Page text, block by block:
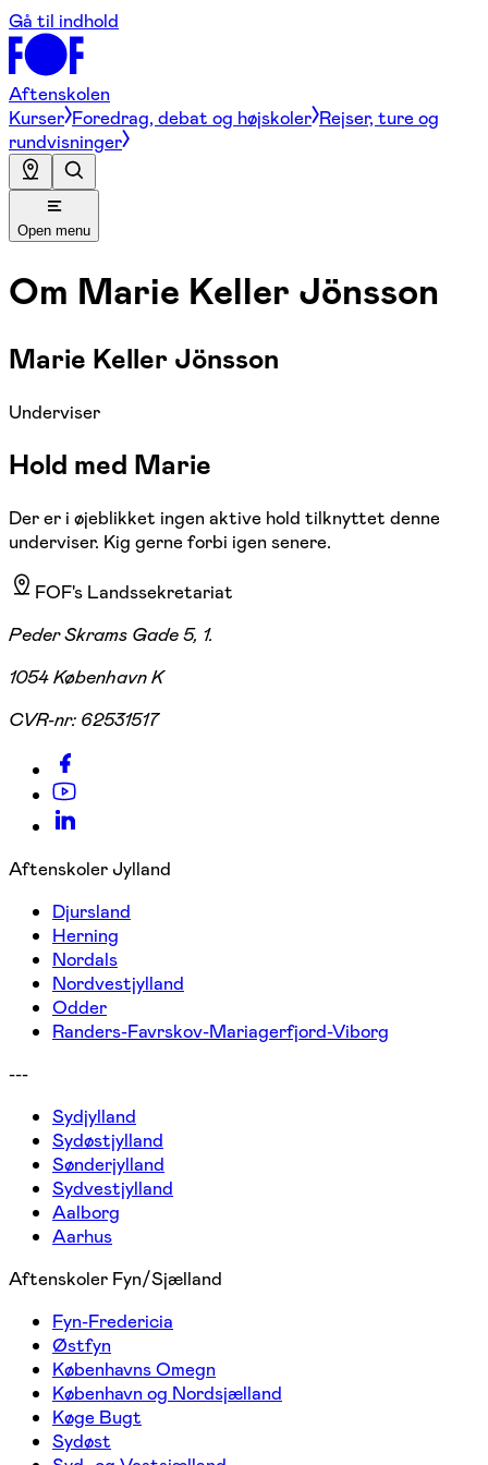
Gå til indhold
Aftenskolen
Kurser Foredrag, debat og højskoler Rejser, ture og
rundvisninger
Open menu
Om Marie Keller Jönsson
Marie Keller Jönsson
Underviser
Hold med Marie
Der er i øjeblikket ingen aktive hold tilknyttet denne
underviser. Kig gerne forbi igen senere.
FOF's Landssekretariat
Peder Skrams Gade 5, 1.
1054 København K
CVR-nr: 62531517
Aftenskoler Jylland
Djursland
Herning
Nordals
Nordvestjylland
Odder
Randers-Favrskov-Mariagerfjord-Viborg
---
Sydjylland
Sydøstjylland
Sønderjylland
Sydvestjylland
Aalborg
Aarhus
Aftenskoler Fyn/Sjælland
Fyn-Fredericia
Østfyn
Københavns Omegn
København og Nordsjælland
Køge Bugt
Sydøst